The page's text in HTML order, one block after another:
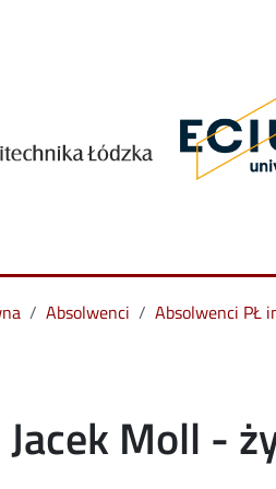
Absolwenci Absolwenci PŁ
Moll -